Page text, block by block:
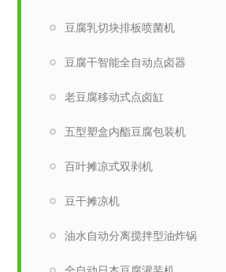
豆腐乳切块排板喷菌机
豆腐干智能全自动点卤器
老豆腐移动式点卤缸
五型塑盒内酯豆腐包装机
百叶摊凉式双剥机
豆干摊凉机
油水自动分离搅拌型油炸锅